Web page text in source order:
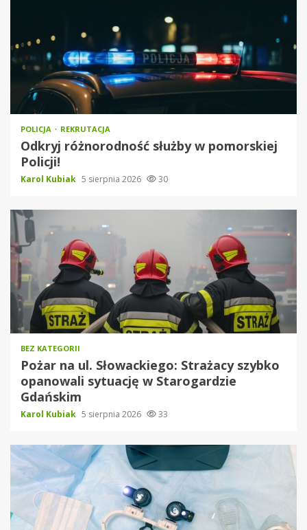
POLICJA REKRUTACJA
Odkryj różnorodność służby w pomorskiej
Policji!
Karol Kubiak 5 sierpnia 2026 30
BEZ KATEGORII
Pożar na ul. Słowackiego: Strażacy szybko
opanowali sytuację w Starogardzie
Gdańskim
Karol Kubiak 5 sierpnia 2026 33